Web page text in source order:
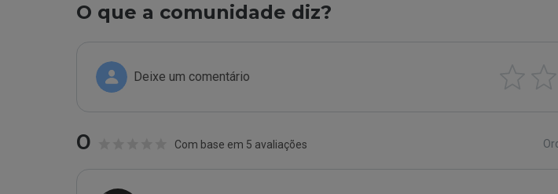
O que a comunidade diz?
Deixe um comentário
0 Com base em 5 avaliações